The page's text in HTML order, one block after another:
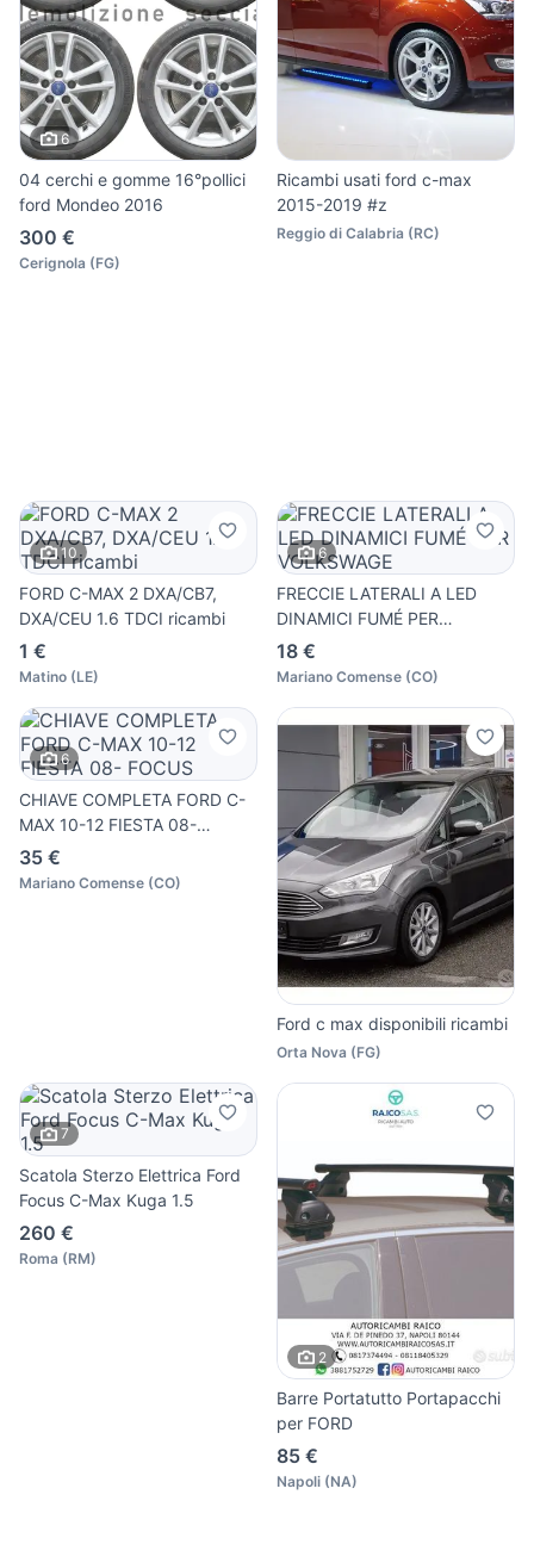
6
04 cerchi e gomme 16°pollici
ford Mondeo 2016
300 €
Cerignola (FG)
Ricambi usati ford c-max
2015-2019 #z
Reggio di Calabria (RC)
10
FORD C-MAX 2 DXA/CB7,
DXA/CEU 1.6 TDCI ricambi
1 €
Matino (LE)
6
FRECCIE LATERALI A LED
DINAMICI FUMÉ PER
VOLKSWAGE
18 €
Mariano Comense (CO)
6
CHIAVE COMPLETA FORD C-
MAX 10-12 FIESTA 08-
FOCUS
35 €
Mariano Comense (CO)
Ford c max disponibili ricambi
Orta Nova (FG)
7
Scatola Sterzo Elettrica Ford
Focus C-Max Kuga 1.5
260 €
Roma (RM)
2
Barre Portatutto Portapacchi
per FORD
85 €
Napoli (NA)